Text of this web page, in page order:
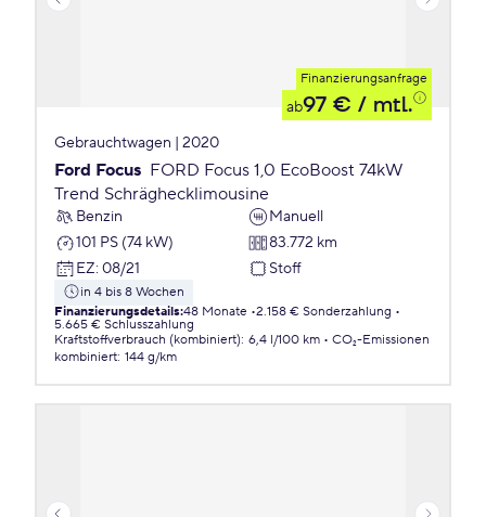
Finanzierungsanfrage
ab97 € / mtl.
Gebrauchtwagen | 2020
Ford Focus FORD Focus 1,0 EcoBoost 74kW
Trend Schräghecklimousine
Benzin
Manuell
101 PS (74 kW)
83.772 km
EZ: 08/21 Stoff
in 4 bis 8 Wochen
Finanzierungsdetails:48 Monate 2.158 € Sonderzahlung
5.665 € Schlusszahlung
Kraftstoffverbrauch (kombiniert): 6,4 l/100 km
CO₂-Emissionen
kombiniert: 144 g/km